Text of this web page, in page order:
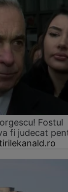
Fostul
fi judecat